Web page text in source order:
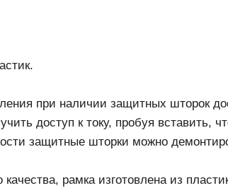
при наличии защитных шторок
доступ к току, пробуя вставить,
защитные шторки можно
рамка изготовлена из